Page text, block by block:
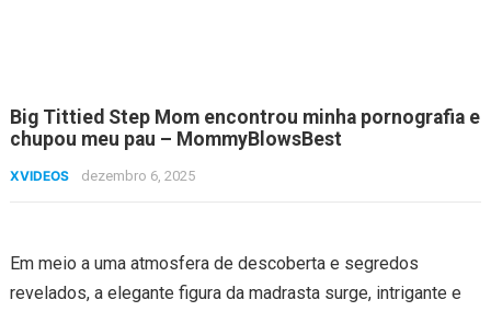
Big Tittied Step Mom encontrou minha pornografia e
chupou meu pau – MommyBlowsBest
XVIDEOS dezembro 6, 2025
Em meio a uma atmosfera de descoberta e segredos
revelados, a elegante figura da madrasta surge, intrigante e